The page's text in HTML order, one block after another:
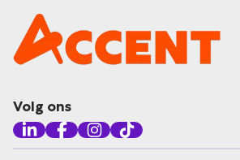
Volg ons